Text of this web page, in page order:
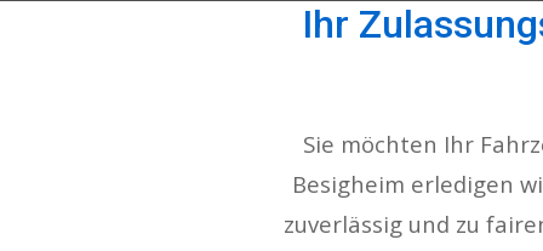
Ihr
Sie möchten Ihr
Besigheim erledigen
zuverlässig und zu